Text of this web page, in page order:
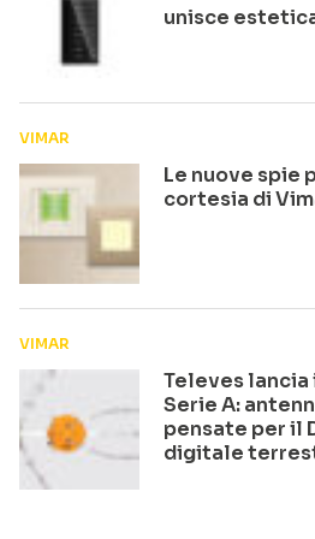
unisce
VIMAR
Le nuove spie
cortesia di
VIMAR
Televes lancia
Serie A:
pensate per il
digitale